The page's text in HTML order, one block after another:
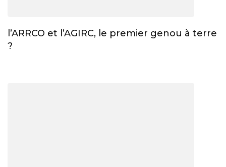
l’ARRCO et l’AGIRC, le premier genou à terre
?